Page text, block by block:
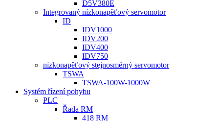
D5V380E
Integrovaný nízkonapěťový servomotor
ID
IDV1000
IDV200
IDV400
IDV750
nízkonapěťový stejnosměrný servomotor
TSWA
TSWA-100W-1000W
Systém řízení pohybu
PLC
Řada RM
418 RM